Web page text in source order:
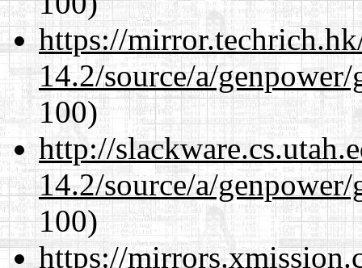
https://
14.2/source/a/
100)
http://
14.2/source/a/
100)
https://